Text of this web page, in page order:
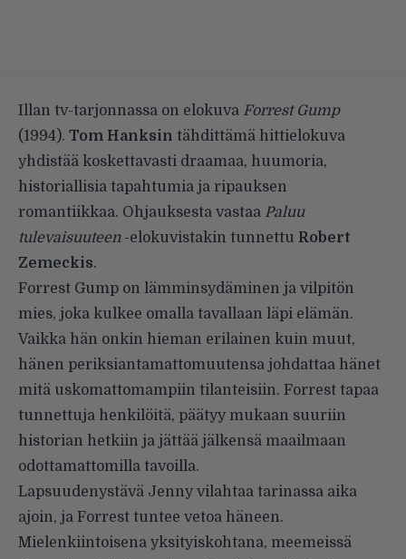
Illan tv-tarjonnassa on elokuva Forrest Gump
(1994). Tom Hanksin tähdittämä hittielokuva
yhdistää koskettavasti draamaa, huumoria,
historiallisia tapahtumia ja ripauksen
romantiikkaa. Ohjauksesta vastaa Paluu
tulevaisuuteen-elokuvistakin tunnettu Robert
Zemeckis.
Forrest Gump on lämminsydäminen ja vilpitön
mies, joka kulkee omalla tavallaan läpi elämän.
Vaikka hän onkin hieman erilainen kuin muut,
hänen periksiantamattomuutensa johdattaa hänet
mitä uskomattomampiin tilanteisiin. Forrest tapaa
tunnettuja henkilöitä, päätyy mukaan suuriin
historian hetkiin ja jättää jälkensä maailmaan
odottamattomilla tavoilla.
Lapsuudenystävä Jenny vilahtaa tarinassa aika
ajoin, ja Forrest tuntee vetoa häneen.
Mielenkiintoisena yksityiskohtana, meemeissä